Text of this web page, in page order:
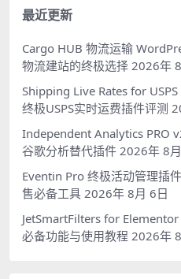
最近更新
Cargo HUB 物流运输
物流建站的终极选择 2026年
Shipping Live Rates for
终极USPS实时运费插件评测
Independent Analytics PRO
谷歌分析替代插件 2026年 8
Eventin Pro 终极活动管理插
售必备工具 2026年 8月 6日
JetSmartFilters for
必备功能与使用教程 2026年